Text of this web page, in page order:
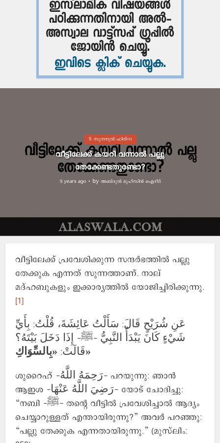
5. സുനനുൽ ഫിത്റഃ
വീട്ടിലേക്ക് കയറി വന്നാൽ പല്ലു
തേക്കേണ്ടതുണ്ടോ?
5 years ago by അബ്ദുല്‍ മുഹ്സിന്‍ ഐദീദ്
വീട്ടിലേക്ക് പ്രവേശിക്കുന്ന സന്ദർഭത്തിൽ പല്ലു
തേക്കുക എന്നത് സുന്നത്താണ്. നാല്
മദ്‌ഹബുകളും ഇക്കാര്യത്തിൽ യോജിച്ചിരിക്കുന്നു.
[1]
عَنِ شُرَيْحٍ قَالَ: سَأَلْتُ عَائِشَةَ، قُلْتُ: بِأَيِّ
شَيْءٍ كَانَ يَبْدَأُ النَّبِيُّ -ﷺ- إِذَا دَخَلَ بَيْتَهُ؟
قَالَتْ:«بِالسِّوَاكِ»
ശുറൈഹ് -رَحِمَهُ اللَّهُ- പറയുന്നു: ഞാൻ
ആഇശ -رَضِيَ اللَّهُ عَنْهَا- യോട് ചോദിച്ചു:
“നബി -ﷺ- തന്റെ വീട്ടിൽ പ്രവേശിച്ചാൽ ആദ്യം
ചെയ്യാറുള്ളത് എന്തായിരുന്നു?” അവർ പറഞ്ഞു:
“പല്ലു തേക്കുക എന്നതായിരുന്നു.” (മുസ്‌ലിം: